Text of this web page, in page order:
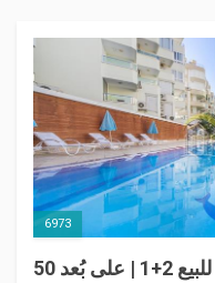
6973
مجمع أوبا غول بيغونيا السكني للبيع 2+1 | على بُعد 50